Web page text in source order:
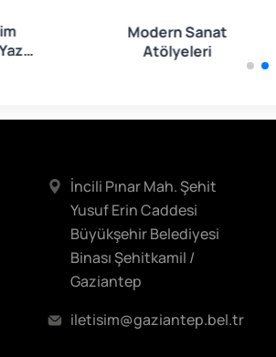
Modern Sanat
Atölyeleri
İncili Pınar Mah. Şehit
Yusuf Erin Caddesi
Büyükşehir Belediyesi
Binası Şehitkamil /
Gaziantep
iletisim@gaziantep.bel.tr